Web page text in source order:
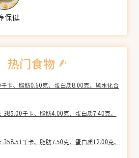
保健
卡、脂肪0.60克、蛋白质8.00克、碳水化合
千卡、脂肪4.00克、蛋白质7.40克、
358.51千卡、脂肪7.50克、蛋白质12.00克、